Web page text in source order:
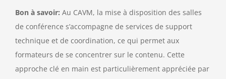
Bon à savoir: Au CAVM, la mise à disposition des salles
de conférence s’accompagne de services de support
technique et de coordination, ce qui permet aux
formateurs de se concentrer sur le contenu. Cette
approche clé en main est particulièrement appréciée par